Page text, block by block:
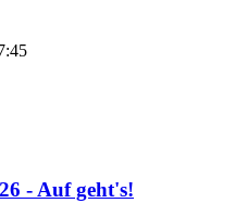
- Auf geht's!